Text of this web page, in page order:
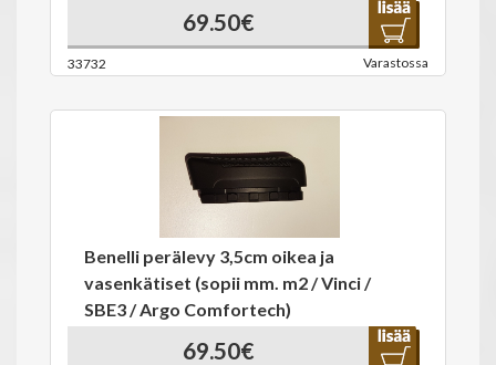
69.50€
33732 Varastossa
Benelli perälevy 3,5cm oikea ja
vasenkätiset (sopii mm. m2 / Vinci /
SBE3 / Argo Comfortech)
69.50€